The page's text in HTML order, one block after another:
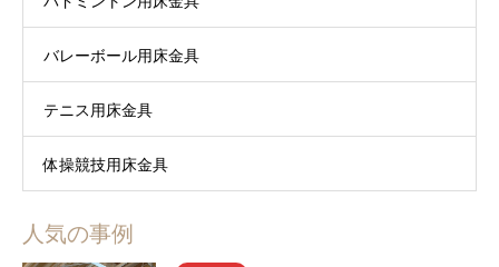
バレーボール用床金具
テニス用床金具
体操競技用床金具
人気の事例